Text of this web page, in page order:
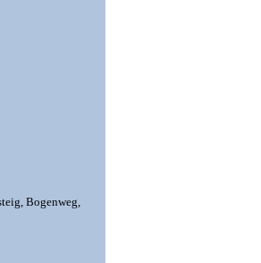
Bogenweg,